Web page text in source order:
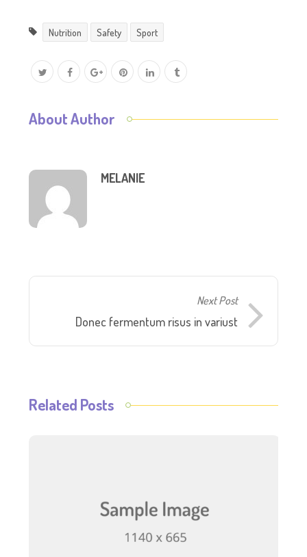
Nutrition Safety Sport
About Author
MELANIE
Next Post
Donec fermentum risus in variust
Related Posts